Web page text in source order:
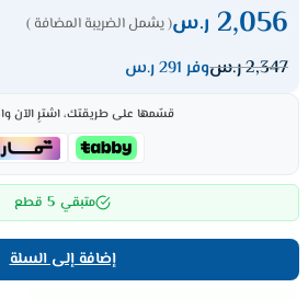
2,056 ر.س( يشمل الضريبة المضافة )
2,347ر.سوفر 291 ر.س
قسّمها على طريقتك، اشترِ الآن
متبقي 5 قطع
إضافة إلى السلة